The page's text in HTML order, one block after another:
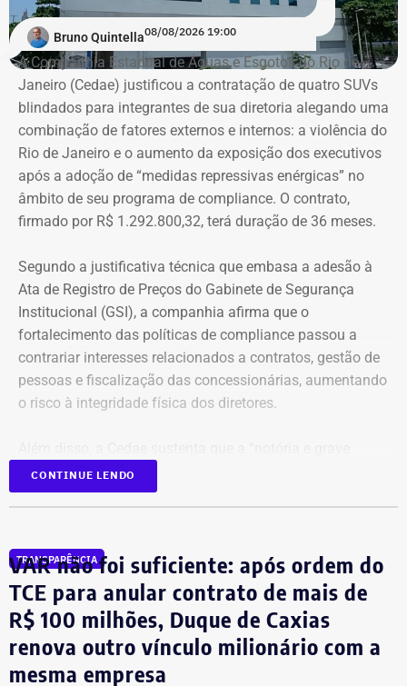
Bruno Quintella08/08/2026 19:00
A Companhia Estadual de Águas e Esgotos do Rio de
Janeiro (Cedae) justificou a contratação de quatro SUVs
blindados para integrantes de sua diretoria alegando uma
combinação de fatores externos e internos: a violência do
Rio de Janeiro e o aumento da exposição dos executivos
após a adoção de “medidas repressivas enérgicas” no
âmbito de seu programa de compliance. O contrato,
firmado por R$ 1.292.800,32, terá duração de 36 meses.
Segundo a justificativa técnica que embasa a adesão à
Ata de Registro de Preços do Gabinete de Segurança
Institucional (GSI), a companhia afirma que o
fortalecimento das políticas de compliance passou a
contrariar interesses relacionados a contratos, gestão de
pessoas e fiscalização das concessionárias, aumentando
o risco à integridade física dos diretores.
insegurança pública” no estado, especialmente no
município do Rio de Janeiro e na Baixada Fluminense,
Compliance e violência como
justificativa
A estatal afirma que a adoção de medidas mais rígidas
de governança levou à implementação de ações voltadas
CONTINUE LENDO
TRANSPARÊNCIA
VAR não foi suficiente: após ordem do
TCE para anular contrato de mais de
R$ 100 milhões, Duque de Caxias
renova outro vínculo milionário com a
mesma empresa